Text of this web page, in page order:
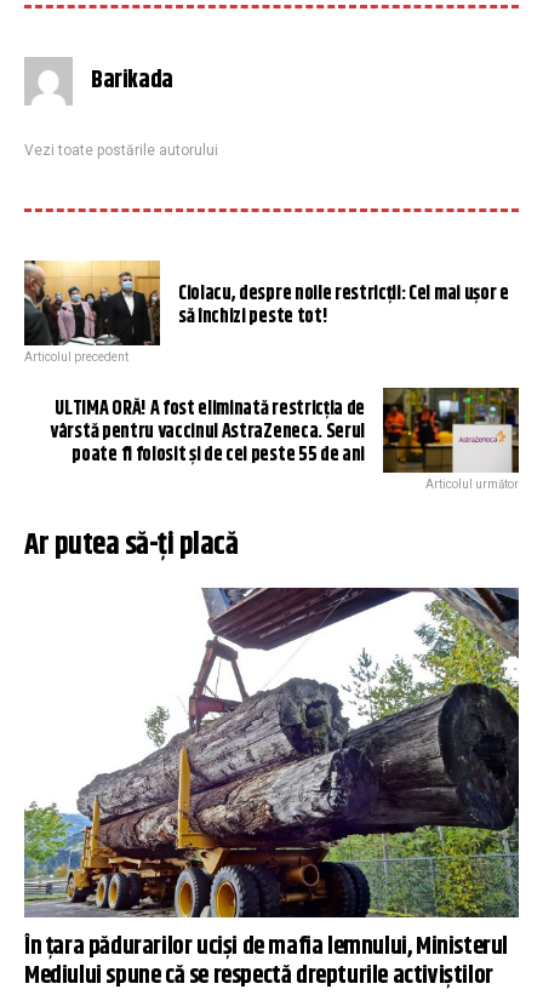
Barikada
Vezi toate postările autorului
Ciolacu, despre noile restricții: Cel mai ușor e
să închizi peste tot!
Articolul precedent
ULTIMA ORĂ! A fost eliminată restricția de
vârstă pentru vaccinul AstraZeneca. Serul
poate fi folosit și de cei peste 55 de ani
Articolul următor
Ar putea să-ți placă
În țara pădurarilor uciși de mafia lemnului, Ministerul
Mediului spune că se respectă drepturile activiștilor